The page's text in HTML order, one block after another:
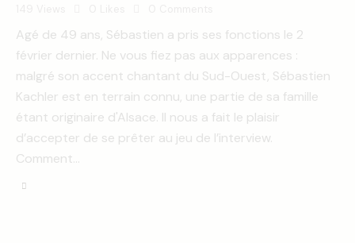
Agé de 49 ans, Sébastien a pris ses fonctions le 2
février dernier. Ne vous fiez pas aux apparences :
malgré son accent chantant du Sud-Ouest, Sébastien
Kachler est en terrain connu, une partie de sa famille
étant originaire d'Alsace. Il nous a fait le plaisir
d’accepter de se prêter au jeu de l’interview.
Comment…